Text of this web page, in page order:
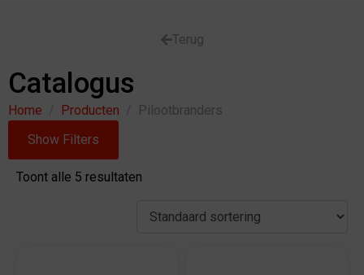
Terug
Catalogus
Home Producten
Pilootbranders
Show Filters
Toont alle 5 resultaten